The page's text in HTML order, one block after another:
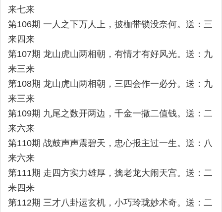
来七来
第106期 一人之下万人上，披枷带锁没奈何。送：三
来四来
第107期 龙山虎山两相朝，有情才有好风光。送：九
来三来
第108期 龙山虎山两相朝，三四会作一必分。送：九
来三来
第109期 九尾之数开两边，千金一撒二值钱。送：二
来六来
第110期 战鼓声声震碧天，忠心报主过一生。送：八
来六来
第111期 走四方实力雄厚，擒老龙大闹天宫。送：二
来四来
第112期 三才八卦运玄机，小巧玲珑妙术奇。送：二